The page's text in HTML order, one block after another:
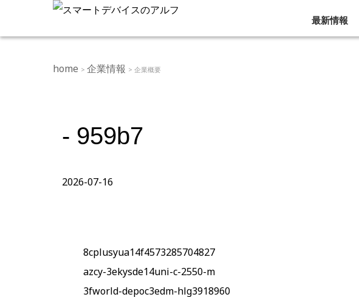
最新情報
home > 企業情報 > 企業概要
- 959b7
2026-07-16
8cplusyua14f4573285704827
azcy-3ekysde14uni-c-2550-m
3fworld-depoc3edm-hlg3918960